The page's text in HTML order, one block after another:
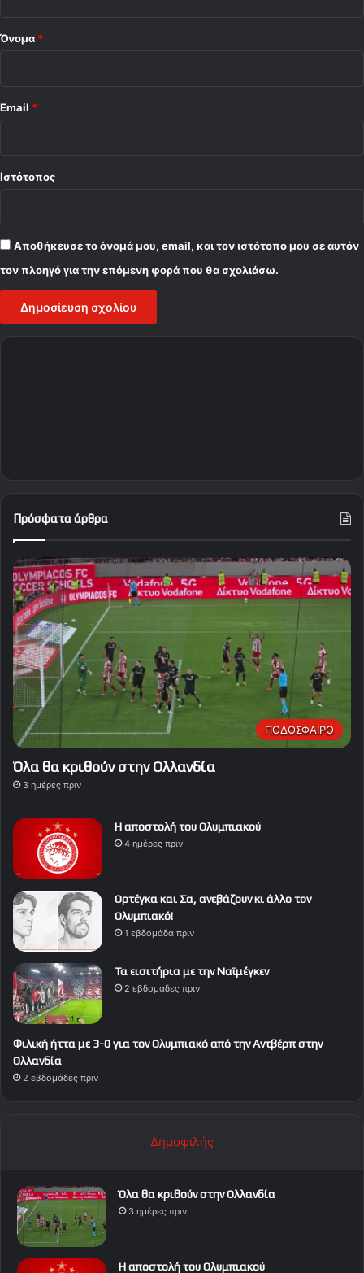
Όνομα *
Email *
Ιστότοπος
Αποθήκευσε το όνομά μου, email, και τον ιστότοπο μου σε αυτόν
τον πλοηγό για την επόμενη φορά που θα σχολιάσω.
Πρόσφατα άρθρα
ΠΟΔΟΣΦΑΙΡΟ
Όλα θα κριθούν στην Ολλανδία
3 ημέρες πριν
Η αποστολή του Ολυμπιακού
4 ημέρες πριν
Ορτέγκα και Σα, ανεβάζουν κι άλλο τον
Ολυμπιακό!
1 εβδομάδα πριν
Τα εισιτήρια με την Ναϊμέγκεν
2 εβδομάδες πριν
Φιλική ήττα με 3-0 για τον Ολυμπιακό από την Αντβέρπ στην
Ολλανδία
2 εβδομάδες πριν
Δημοφιλής
Όλα θα κριθούν στην Ολλανδία
3 ημέρες πριν
Η αποστολή του Ολυμπιακού